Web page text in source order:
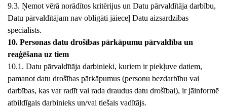
9.3. Ņemot vērā norādītos kritērijus un Datu pārvaldītāja darbību,
Datu pārvaldītājam nav obligāti jāieceļ Datu aizsardzības
speciālists.
10. Personas datu drošības pārkāpumu pārvaldība un
reaģēšana uz tiem
10.1. Datu pārvaldītāja darbinieki, kuriem ir piekļuve datiem,
pamanot datu drošības pārkāpumus (personu bezdarbību vai
darbības, kas var radīt vai rada draudus datu drošībai), ir jāinformē
atbildīgais darbinieks un/vai tiešais vadītājs.